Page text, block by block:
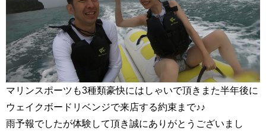
マリンスポーツも3種類豪快にはしゃいで頂きまた半年後に
ウェイクボードリベンジで来店する約束まで♪♪
雨予報でしたが体験して頂き誠にありがとうございまし